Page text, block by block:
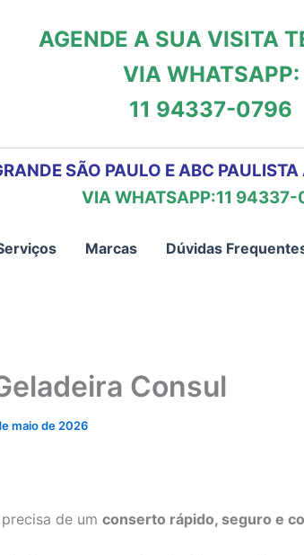
AGENDE A SUA VISITA
VIA WHATSAPP:
11 94337-0796
SÃO PAULO E ABC
VIA WHATSAPP:11
Marcas Dúvidas
Consul
maio de 2026
de um conserto rápido, seguro e